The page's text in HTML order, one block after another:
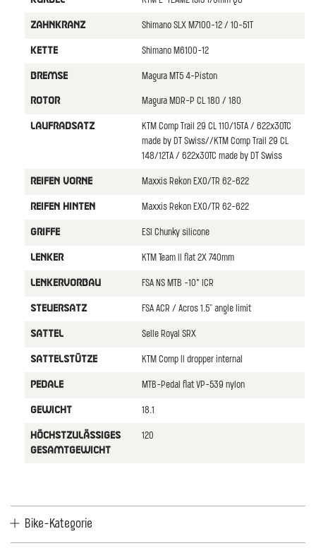
ZAHNKRANZ Shimano SLX M7100-12 / 10-51T
KETTE Shimano M6100-12
BREMSE Magura MT5 4-Piston
ROTOR Magura MDR-P CL 180 / 180
LAUFRADSATZ
KTM Comp Trail 29 CL 110/15TA / 622x30TC
made by DT Swiss//KTM Comp Trail 29 CL
148/12TA / 622x30TC made by DT Swiss
REIFEN VORNE Maxxis Rekon EXO/TR 62-622
REIFEN HINTEN Maxxis Rekon EXO/TR 62-622
GRIFFE ESI Chunky silicone
LENKER KTM Team II flat 2X 740mm
LENKERVORBAU FSA NS MTB -10° ICR
STEUERSATZ FSA ACR / Acros 1.5" angle limit
SATTEL Selle Royal SRX
SATTELSTüTZE KTM Comp II dropper internal
PEDALE MTB-Pedal flat VP-539 nylon
GEWICHT 18.1
HöCHSTZULäSSIGES
GESAMTGEWICHT
120
Bike-Kategorie